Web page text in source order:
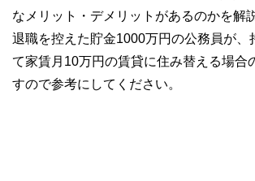
なメリット・デメリットがあるのかを解
退職を控えた貯金1000万円の公務員が、
て家賃月10万円の賃貸に住み替える場合
すので参考にしてください。